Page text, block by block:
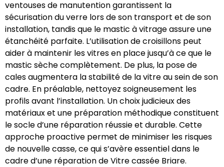
ventouses de manutention garantissent la
sécurisation du verre lors de son transport et de son
installation, tandis que le mastic à vitrage assure une
étanchéité parfaite. L’utilisation de croisillons peut
aider à maintenir les vitres en place jusqu’à ce que le
mastic sèche complètement. De plus, la pose de
cales augmentera la stabilité de la vitre au sein de son
cadre. En préalable, nettoyez soigneusement les
profils avant l’installation. Un choix judicieux des
matériaux et une préparation méthodique constituent
le socle d’une réparation réussie et durable. Cette
approche proactive permet de minimiser les risques
de nouvelle casse, ce qui s’avère essentiel dans le
cadre d’une réparation de Vitre cassée Briare.